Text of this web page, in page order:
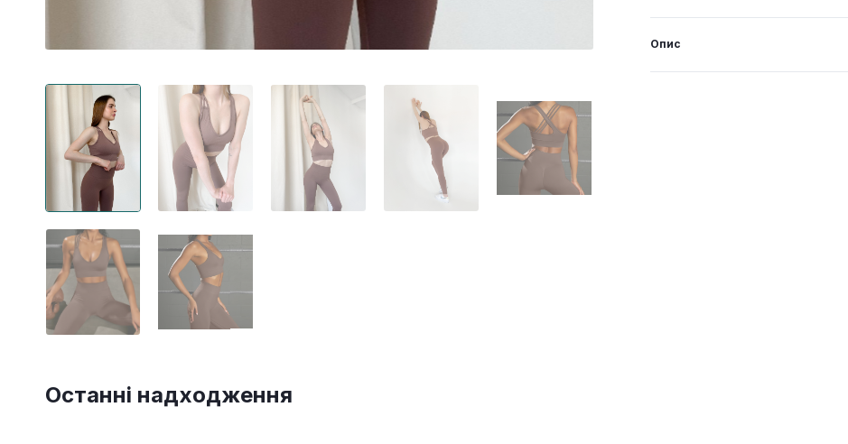
Опис
Останні надходження